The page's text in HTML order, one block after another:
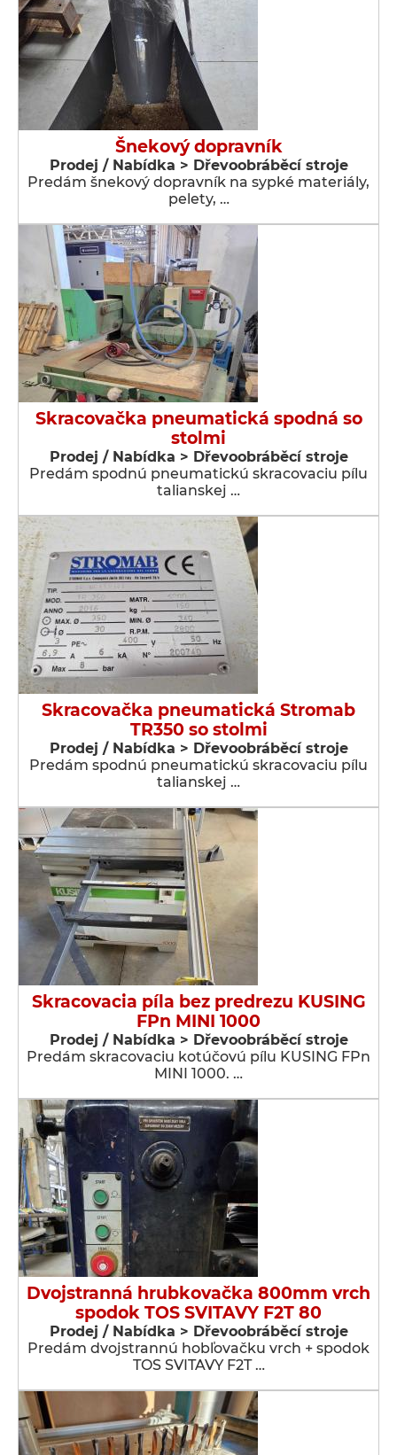
Šnekový dopravník
Prodej / Nabídka > Dřevoobráběcí stroje
Predám šnekový dopravník na sypké materiály,
pelety, …
Skracovačka pneumatická spodná so
stolmi
Prodej / Nabídka > Dřevoobráběcí stroje
Predám spodnú pneumatickú skracovaciu pílu
talianskej …
Skracovačka pneumatická Stromab
TR350 so stolmi
Prodej / Nabídka > Dřevoobráběcí stroje
Predám spodnú pneumatickú skracovaciu pílu
talianskej …
Skracovacia píla bez predrezu KUSING
FPn MINI 1000
Prodej / Nabídka > Dřevoobráběcí stroje
Predám skracovaciu kotúčovú pílu KUSING FPn
MINI 1000. …
Dvojstranná hrubkovačka 800mm vrch
spodok TOS SVITAVY F2T 80
Prodej / Nabídka > Dřevoobráběcí stroje
Predám dvojstrannú hobľovačku vrch + spodok
TOS SVITAVY F2T …